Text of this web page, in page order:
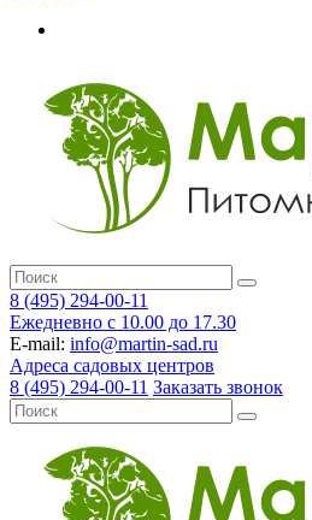
8 (495) 294-00-11
Ежедневно с 10.00 до 17.30
E-mail: info@martin-sad.ru
Адреса садовых центров
8 (495) 294-00-11 Заказать звонок